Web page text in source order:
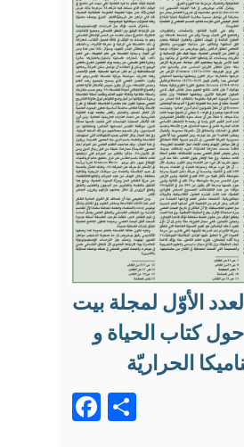
الأوّل لمجلة بيت
كتاب الحياة و
الحراريّة
Facebook